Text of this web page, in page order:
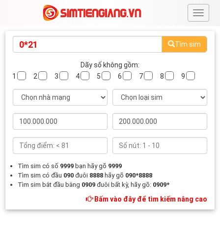
#
Tìm sim
Dãy số không gồm:
1
2 3 4 5 6 7 8 9
Tìm sim có số 9999 bạn hãy gõ 9999
Tìm sim có đầu 090 đuôi 8888 hãy gõ 090*8888
Tìm sim bắt đầu bằng 0909 đuôi bất kỳ, hãy gõ: 0909*
Bấm vào đây để tìm kiếm nâng cao